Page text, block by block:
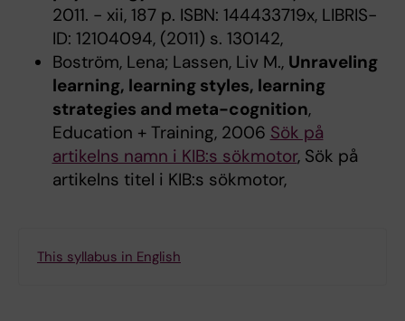
2011. - xii, 187 p. ISBN: 144433719x, LIBRIS-
ID: 12104094, (2011) s. 130142,
Boström, Lena; Lassen, Liv M., Unraveling
learning, learning styles, learning
strategies and meta-cognition,
Education + Training, 2006 Sök på
artikelns namn i KIB:s sökmotor, Sök på
artikelns titel i KIB:s sökmotor,
This syllabus in English